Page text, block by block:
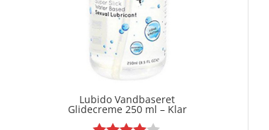
Lubido Vandbaseret
Glidecreme 250 ml – Klar